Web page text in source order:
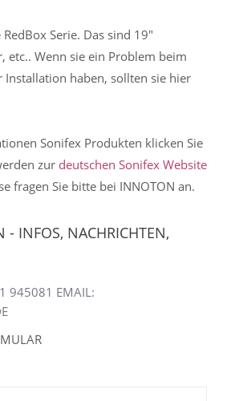
Serie. Das sind 19"
etc.. Wenn sie ein Problem beim
Installation haben, sollten sie hier
Sonifex Produkten klicken Sie
zur deutschen Sonifex Website
fragen Sie bitte bei INNOTON an.
- INFOS, NACHRICHTEN,
945081 EMAIL: